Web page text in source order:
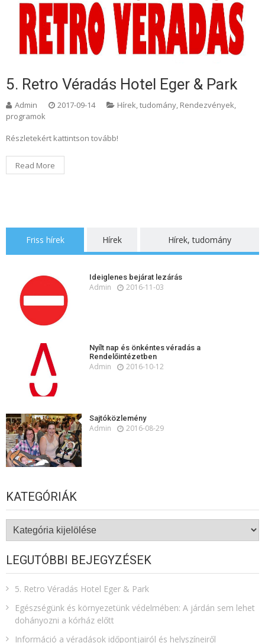
5. Retro Véradás Hotel Eger & Park
Admin 2017-09-14 Hírek, tudomány, Rendezvények,
programok
Részletekért kattintson tovább!
Read More
Friss hírek Hírek Hírek, tudomány
Ideiglenes bejárat lezárás
Admin 2016-11-03
Nyílt nap és önkéntes véradás a
Rendelőintézetben
Admin 2016-10-12
Sajtóközlemény
Admin 2016-08-29
KATEGÓRIÁK
Kategóriák
LEGUTÓBBI BEJEGYZÉSEK
5. Retro Véradás Hotel Eger & Park
Egészségünk és környezetünk védelmében: A járdán sem lehet
dohányozni a kórház előtt
Információ a véradások időpontjairól és helyszíneiről